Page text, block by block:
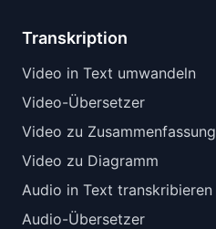
Transkription
Video in Text umwandeln
Video-Übersetzer
Video zu Zusammenfassung
Video zu Diagramm
Audio in Text transkribieren
Audio-Übersetzer